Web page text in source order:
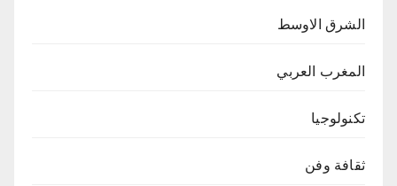
الشرق الاوسط
المغرب العربي
تكنولوجيا
ثقافة وفن